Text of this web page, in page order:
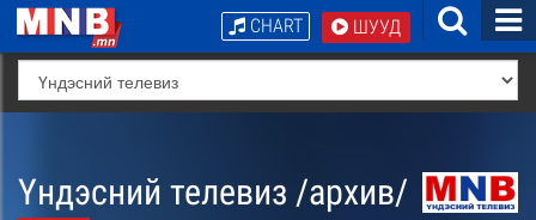
ШУУД
CHART
Үндэсний телевиз /архив/